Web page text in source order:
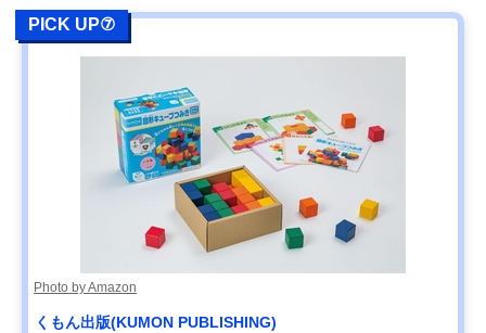
PICK UP⑦
Photo by Amazon
くもん出版(KUMON PUBLISHING)